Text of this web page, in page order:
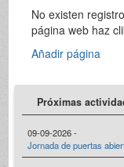
No existen
página web haz
Añadir página
Próximas
09-09-2026 -
Jornada de puertas